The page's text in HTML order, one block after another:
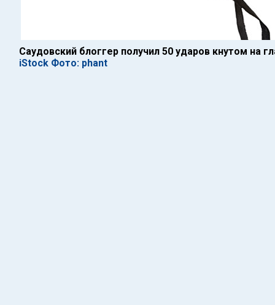
Саудовский блоггер получил 50 ударов кнутом на
iStock Фото: phant